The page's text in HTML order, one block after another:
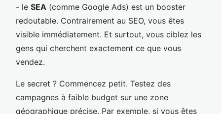
- le SEA (comme Google Ads) est un booster
redoutable. Contrairement au SEO, vous êtes
visible immédiatement. Et surtout, vous ciblez les
gens qui cherchent exactement ce que vous
vendez.
Le secret ? Commencez petit. Testez des
campagnes à faible budget sur une zone
géographique précise. Par exemple, si vous êtes